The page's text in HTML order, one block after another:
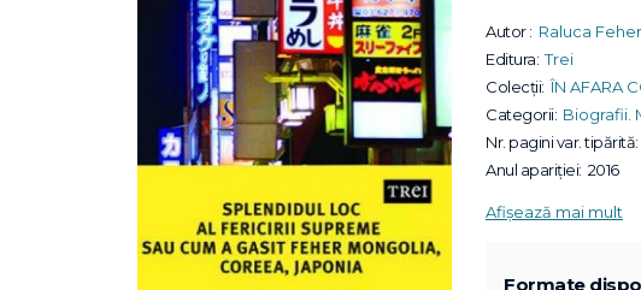
Autor : Raluca Feher
Editura: Trei
Colecții: ÎN AFARA
Categorii: Biografii.
Nr. pagini var. tipărită:
Anul apariției: 2016
Afișează mai mult
Formate